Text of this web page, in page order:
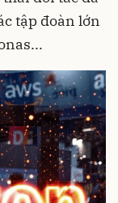
tập đoàn lớn